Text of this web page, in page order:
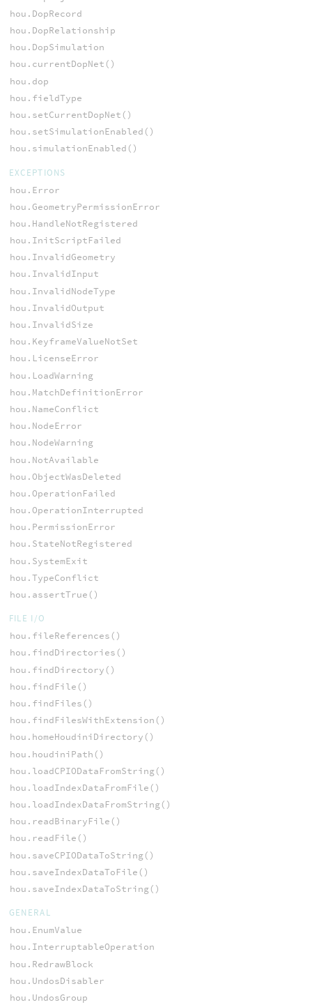
hou.DopRecord
hou.DopRelationship
hou.DopSimulation
hou.currentDopNet()
hou.dop
hou.fieldType
hou.setCurrentDopNet()
hou.setSimulationEnabled()
hou.simulationEnabled()
EXCEPTIONS
hou.Error
hou.GeometryPermissionError
hou.HandleNotRegistered
hou.InitScriptFailed
hou.InvalidGeometry
hou.InvalidInput
hou.InvalidNodeType
hou.InvalidOutput
hou.InvalidSize
hou.KeyframeValueNotSet
hou.LicenseError
hou.LoadWarning
hou.MatchDefinitionError
hou.NameConflict
hou.NodeError
hou.NodeWarning
hou.NotAvailable
hou.ObjectWasDeleted
hou.OperationFailed
hou.OperationInterrupted
hou.PermissionError
hou.StateNotRegistered
hou.SystemExit
hou.TypeConflict
hou.assertTrue()
FILE I/O
hou.fileReferences()
hou.findDirectories()
hou.findDirectory()
hou.findFile()
hou.findFiles()
hou.findFilesWithExtension()
hou.homeHoudiniDirectory()
hou.houdiniPath()
hou.loadCPIODataFromString()
hou.loadIndexDataFromFile()
hou.loadIndexDataFromString()
hou.readBinaryFile()
hou.readFile()
hou.saveCPIODataToString()
hou.saveIndexDataToFile()
hou.saveIndexDataToString()
GENERAL
hou.EnumValue
hou.InterruptableOperation
hou.RedrawBlock
hou.UndosDisabler
hou.UndosGroup